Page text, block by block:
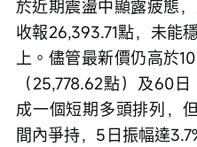
於近期震盪中顯露疲態
收報26,393.71點，未能
上。儘管最新價仍高於
（25,778.62點）及60
成一個短期多頭排列，
間內爭持，5日振幅達